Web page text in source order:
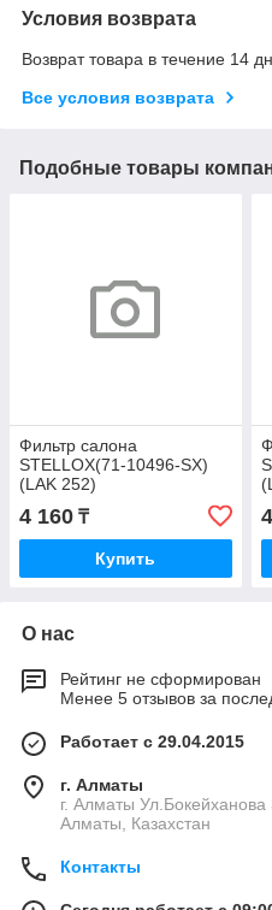
Условия возврата
Возврат товара в течение 14
Все условия возврата
Подобные товары
Фильтр салона
STELLOX(71-10496-SX)
(LAK 252)
4 160 ₸
Купить
О нас
Рейтинг не сформирован
Менее 5 отзывов за
Работает с 29.04.2015
г. Алматы
г. Алматы
Алматы, Казахстан
Контакты